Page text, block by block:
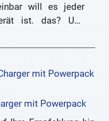
will es jeder
ist. das? Und
mit Powerpack